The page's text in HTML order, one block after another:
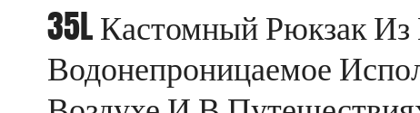
35L Кастомный Рюкзак
Водонепроницаемое